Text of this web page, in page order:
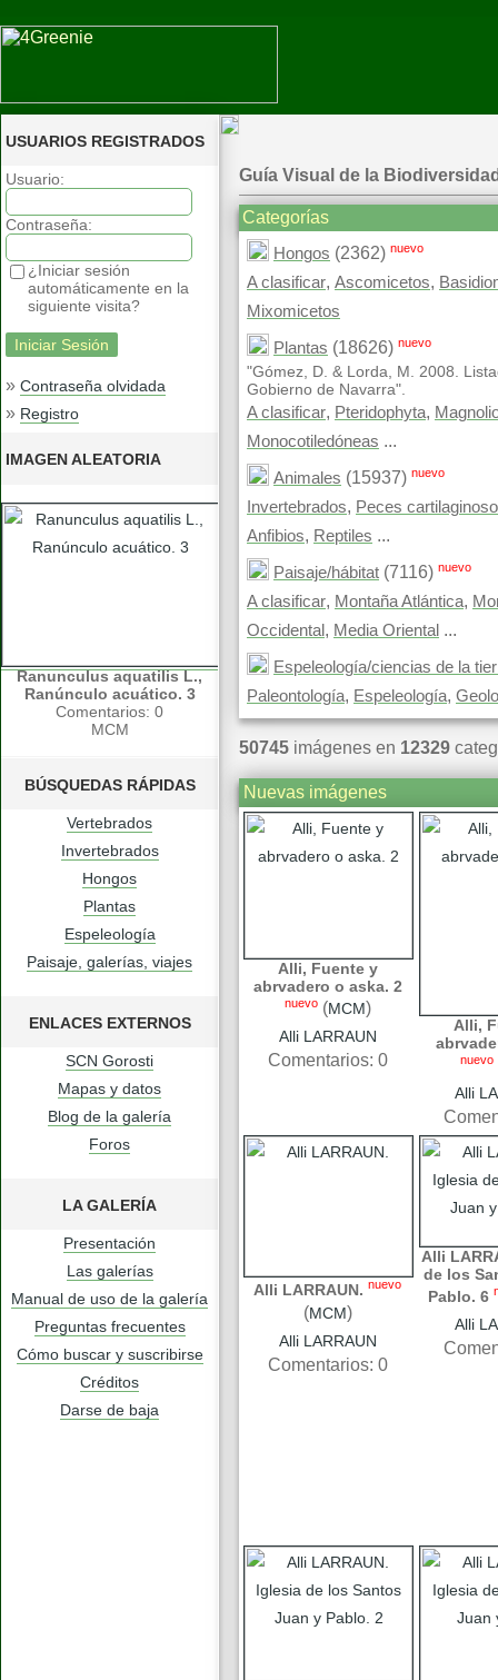
USUARIOS REGISTRADOS
Usuario:
Contraseña:
¿Iniciar sesión
automáticamente en la
siguiente visita?
» Contraseña olvidada
» Registro
IMAGEN ALEATORIA
Ranunculus aquatilis L.,
Ranúnculo acuático. 3
Comentarios: 0
MCM
BÚSQUEDAS RÁPIDAS
Vertebrados
Invertebrados
Hongos
Plantas
Espeleología
Paisaje, galerías, viajes
ENLACES EXTERNOS
SCN Gorosti
Mapas y datos
Blog de la galería
Foros
LA GALERÍA
Presentación
Las galerías
Manual de uso de la galería
Preguntas frecuentes
Cómo buscar y suscribirse
Créditos
Darse de baja
Guía Visual de la
Categorías
Hongos (2362) nuevo
A clasificar, Ascomicetos,
Mixomicetos
Plantas (18626) nuevo
"Gómez, D. & Lorda, M. 2008.
Gobierno de Navarra".
A clasificar, Pteridophyta,
Monocotiledóneas ...
Animales (15937) nuevo
Invertebrados, Peces
Anfibios, Reptiles ...
Paisaje/hábitat (7116) nuevo
A clasificar, Montaña Atlántica,
Occidental , Media Oriental ...
Espeleología/ciencias de la
Paleontología, Espeleología,
50745 imágenes en 12329
Nuevas imágenes
Alli, Fuente y
abrvadero o aska. 2
nuevo(MCM)
Alli LARRAUN
Comentarios: 0
Alli,
nuevo
Alli
Alli LARRAUN. nuevo
(MCM)
Alli LARRAUN
Comentarios: 0
Alli
de los
Pablo. 6
Alli